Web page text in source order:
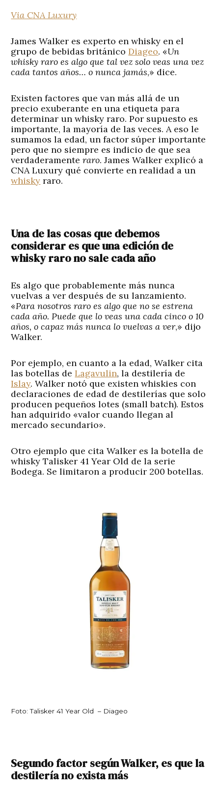
Via CNA Luxury
James Walker es experto en whisky en el
grupo de bebidas británicoDiageo. «Un
whisky raro es algo que tal vez solo veas una vez
cada tantos años… o nunca jamás,» dice.
Existen factores que van más allá de un
precio exuberante en una etiqueta para
determinar un whisky raro. Por supuesto es
importante, la mayoría de las veces. A eso le
sumamos la edad, un factor súper importante
pero que no siempre es indicio de que sea
verdaderamenteraro. James Walker explicó a
CNA Luxury qué convierte en realidad a un
whisky raro.
Una de las cosas que debemos
considerar es queuna edición de
whisky raro no sale cada año
Es algo que probablemente más nunca
vuelvas a ver después de su lanzamiento.
«Para nosotros raro es algo que no se estrena
cada año. Puede que lo veas una cada cinco o 10
años, o capaz más nunca lo vuelvas a ver,» dijo
Walker.
Por ejemplo, en cuanto a la edad, Walker cita
las botellas deLagavulin, la destilería de
Islay. Walker notó que existen whiskies con
declaraciones de edad de destilerías que solo
producen pequeños lotes (small batch). Estos
han adquirido «valor cuando llegan al
mercado secundario».
Otro ejemplo que cita Walker es la botella de
whisky Talisker 41 Year Old de la serie
Bodega. Se limitaron a producir 200 botellas.
Foto: Talisker 41 Year Old – Diageo
Segundo factor según Walker, es que la
destilería no exista más